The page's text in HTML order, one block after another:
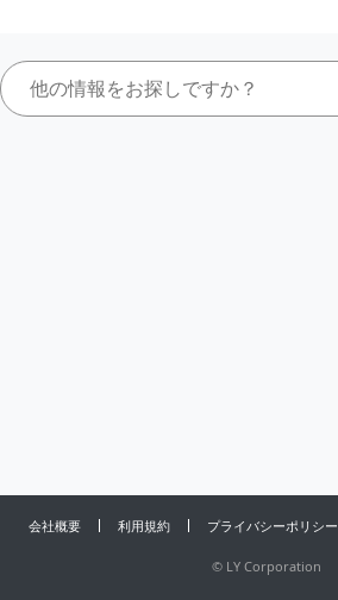
会社概要 利用規約 プライバシーポリシー
© LY Corporation